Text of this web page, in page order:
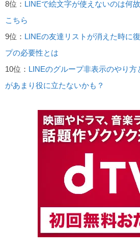
8位： LINEで絵文字が使えないのは何
こちら
9位： LINEの友達リストが消えた時に
プの必要性とは
10位： LINEのグループ非表示のやり方
があまり役に立たないかも？